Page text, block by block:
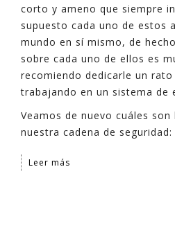
corto y ameno que siempre
supuesto cada uno de estos
mundo en sí mismo, de
sobre cada uno de ellos es
recomiendo dedicarle un
trabajando en un sistema de
Veamos de nuevo cuáles son
nuestra cadena de seguridad:
Leer más